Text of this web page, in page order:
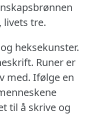
livets tre.
heksekunster.
Runer er
med. Ifølge en
til å skrive og